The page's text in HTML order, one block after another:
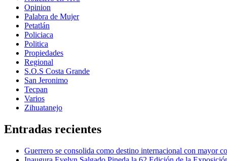
Opinion
Palabra de Mujer
Petatlán
Policiaca
Politica
Propiedades
Regional
S.O.S Costa Grande
San Jeronimo
Tecpan
Varios
Zihuatanejo
Entradas recientes
Guerrero se consolida como destino internacional con mayor